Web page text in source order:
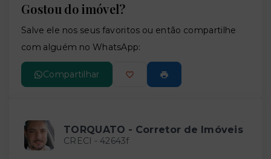
Gostou do imóvel?
Salve ele nos seus favoritos ou então compartilhe
com alguém no WhatsApp:
Compartilhar
TORQUATO - Corretor de Imóveis
CRECI - 42643f